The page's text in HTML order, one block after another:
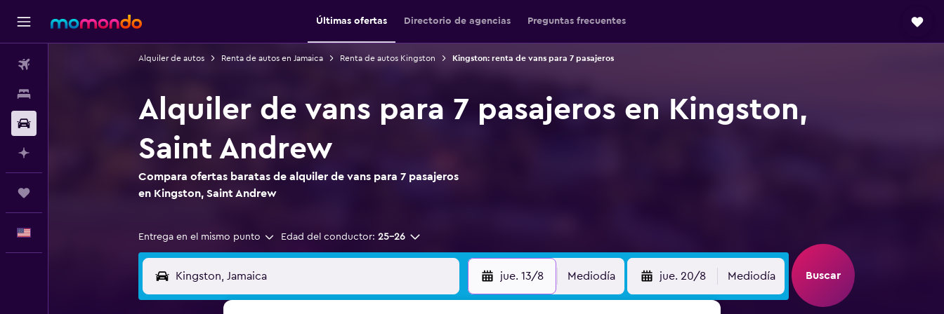
Últimas ofertas Directorio de agencias Preguntas frecuentes
Alquiler de autos Renta de autos en Jamaica Renta de autos Kingston Kingston: renta de vans para 7 pasajeros
Alquiler de vans para 7 pasajeros en Kingston,
Saint Andrew
Compara ofertas baratas de alquiler de vans para 7 pasajeros
en Kingston, Saint Andrew
Entrega en el mismo punto Edad del conductor: 25-26
jue. 13/8 Mediodía jue. 20/8 Mediodía Buscar